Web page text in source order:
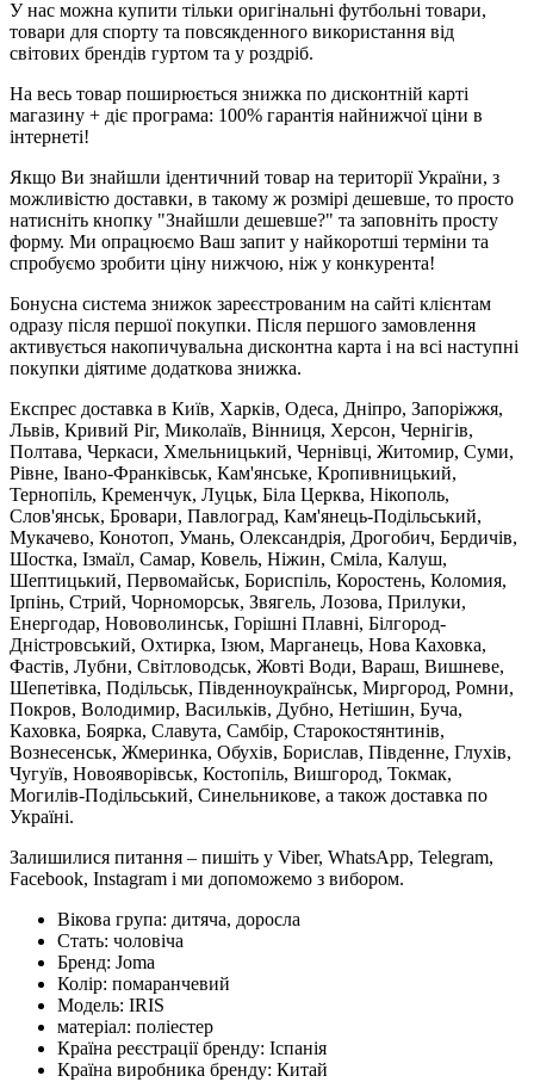
У нас можна купити тільки оригінальні футбольні товари,
товари для спорту та повсякденного використання від
світових брендів гуртом та у роздріб.
На весь товар поширюється знижка по дисконтній карті
магазину + діє програма: 100% гарантія найнижчої ціни в
інтернеті!
Якщо Ви знайшли ідентичний товар на території України, з
можливістю доставки, в такому ж розмірі дешевше, то просто
натисніть кнопку "Знайшли дешевше?" та заповніть просту
форму. Ми опрацюємо Ваш запит у найкоротші терміни та
спробуємо зробити ціну нижчою, ніж у конкурента!
Бонусна система знижок зареєстрованим на сайті клієнтам
одразу після першої покупки. Після першого замовлення
активується накопичувальна дисконтна карта і на всі наступні
покупки діятиме додаткова знижка.
Експрес доставка в Київ, Харків, Одеса, Дніпро, Запоріжжя,
Львів, Кривий Ріг, Миколаїв, Вінниця, Херсон, Чернігів,
Полтава, Черкаси, Хмельницький, Чернівці, Житомир, Суми,
Рівне, Івано-Франківськ, Кам'янське, Кропивницький,
Тернопіль, Кременчук, Луцьк, Біла Церква, Нікополь,
Слов'янськ, Бровари, Павлоград, Кам'янець-Подільський,
Мукачево, Конотоп, Умань, Олександрія, Дрогобич, Бердичів,
Шостка, Ізмаїл, Самар, Ковель, Ніжин, Сміла, Калуш,
Шептицький, Первомайськ, Бориспіль, Коростень, Коломия,
Ірпінь, Стрий, Чорноморськ, Звягель, Лозова, Прилуки,
Енергодар, Нововолинськ, Горішні Плавні, Білгород-
Дністровський, Охтирка, Ізюм, Марганець, Нова Каховка,
Фастів, Лубни, Світловодськ, Жовті Води, Вараш, Вишневе,
Шепетівка, Подільськ, Південноукраїнськ, Миргород, Ромни,
Покров, Володимир, Васильків, Дубно, Нетішин, Буча,
Каховка, Боярка, Славута, Самбір, Старокостянтинів,
Вознесенськ, Жмеринка, Обухів, Борислав, Південне, Глухів,
Чугуїв, Новояворівськ, Костопіль, Вишгород, Токмак,
Могилів-Подільський, Синельникове, а також доставка по
Україні.
Залишилися питання – пишіть у Viber, WhatsApp, Telegram,
Facebook, Instagram і ми допоможемо з вибором.
Вікова група: дитяча, доросла
Стать: чоловіча
Бренд: Joma
Колір: помаранчевий
Модель: IRIS
матеріал: поліестер
Країна реєстрації бренду: Іспанія
Країна виробника бренду: Китай